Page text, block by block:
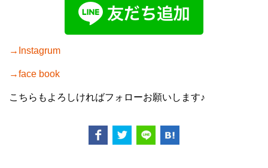
→Instagrum
→face book
こちらもよろしければフォローお願いします♪